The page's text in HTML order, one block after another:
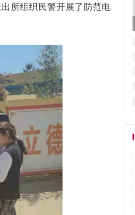
所组织民警开展了防范电